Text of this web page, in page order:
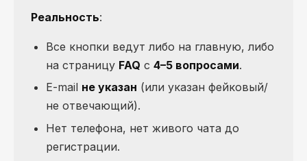
Реальность:
Все кнопки ведут либо на главную, либо
на страницу FAQ с 4–5 вопросами.
E-mail не указан (или указан фейковый/
не отвечающий).
Нет телефона, нет живого чата до
регистрации.